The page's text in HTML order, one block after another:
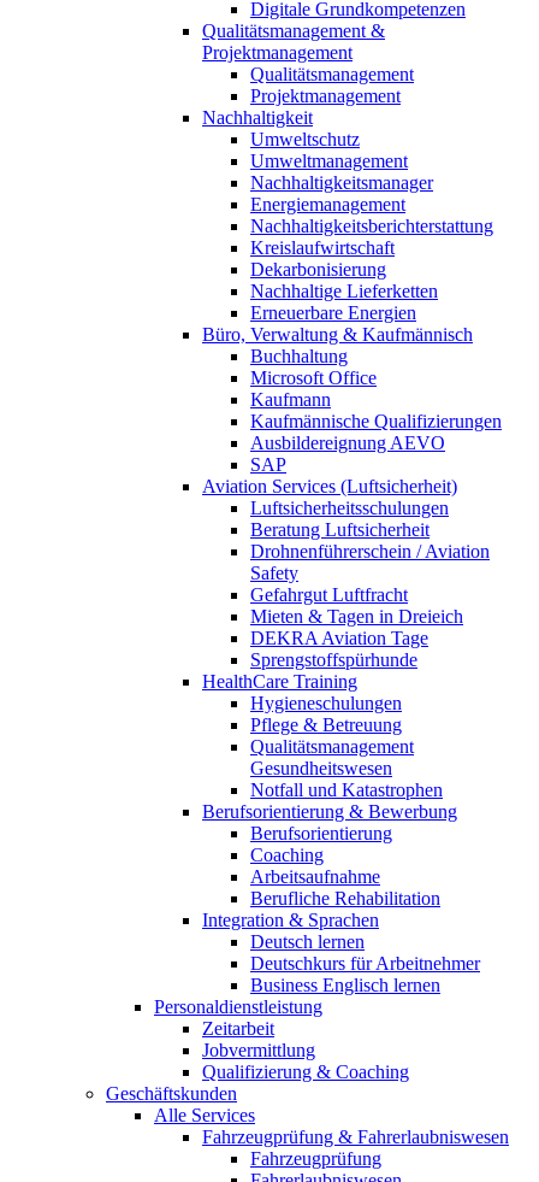
Digitale Grundkompetenzen
Qualitätsmanagement &
Projektmanagement
Qualitätsmanagement
Projektmanagement
Nachhaltigkeit
Umweltschutz
Umweltmanagement
Nachhaltigkeitsmanager
Energiemanagement
Nachhaltigkeitsberichterstattung
Kreislaufwirtschaft
Dekarbonisierung
Nachhaltige Lieferketten
Erneuerbare Energien
Büro, Verwaltung & Kaufmännisch
Buchhaltung
Microsoft Office
Kaufmann
Kaufmännische Qualifizierungen
Ausbildereignung AEVO
SAP
Aviation Services (Luftsicherheit)
Luftsicherheitsschulungen
Beratung Luftsicherheit
Drohnenführerschein / Aviation
Safety
Gefahrgut Luftfracht
Mieten & Tagen in Dreieich
DEKRA Aviation Tage
Sprengstoffspürhunde
HealthCare Training
Hygieneschulungen
Pflege & Betreuung
Qualitätsmanagement
Gesundheitswesen
Notfall und Katastrophen
Berufsorientierung & Bewerbung
Berufsorientierung
Coaching
Arbeitsaufnahme
Berufliche Rehabilitation
Integration & Sprachen
Deutsch lernen
Deutschkurs für Arbeitnehmer
Business Englisch lernen
Personaldienstleistung
Zeitarbeit
Jobvermittlung
Qualifizierung & Coaching
Geschäftskunden
Alle Services
Fahrzeugprüfung & Fahrerlaubniswesen
Fahrzeugprüfung